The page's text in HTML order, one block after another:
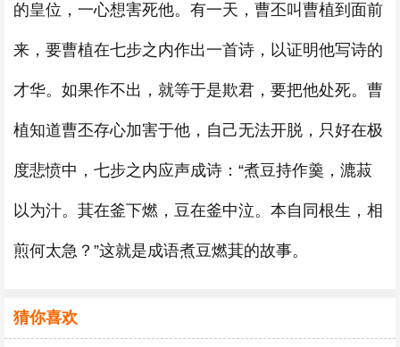
的皇位，一心想害死他。有一天，曹丕叫曹植到面前
来，要曹植在七步之内作出一首诗，以证明他写诗的
才华。如果作不出，就等于是欺君，要把他处死。曹
植知道曹丕存心加害于他，自己无法开脱，只好在极
度悲愤中，七步之内应声成诗：“煮豆持作羹，漉菽
以为汁。萁在釜下燃，豆在釜中泣。本自同根生，相
煎何太急？”这就是成语煮豆燃萁的故事。
猜你喜欢